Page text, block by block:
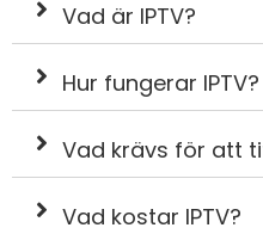
Vad är IPTV?
Hur fungerar IPTV?
Vad krävs för att
Vad kostar IPTV?